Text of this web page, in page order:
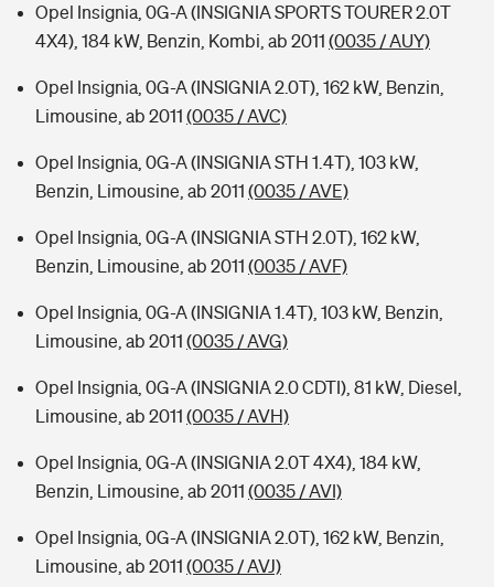
Opel Insignia, 0G-A (INSIGNIA SPORTS TOURER 2.0T
4X4), 184 kW, Benzin, Kombi, ab 2011 (0035 / AUY)
Opel Insignia, 0G-A (INSIGNIA 2.0T), 162 kW, Benzin,
Limousine, ab 2011 (0035 / AVC)
Opel Insignia, 0G-A (INSIGNIA STH 1.4T), 103 kW,
Benzin, Limousine, ab 2011 (0035 / AVE)
Opel Insignia, 0G-A (INSIGNIA STH 2.0T), 162 kW,
Benzin, Limousine, ab 2011 (0035 / AVF)
Opel Insignia, 0G-A (INSIGNIA 1.4T), 103 kW, Benzin,
Limousine, ab 2011 (0035 / AVG)
Opel Insignia, 0G-A (INSIGNIA 2.0 CDTI), 81 kW, Diesel,
Limousine, ab 2011 (0035 / AVH)
Opel Insignia, 0G-A (INSIGNIA 2.0T 4X4), 184 kW,
Benzin, Limousine, ab 2011 (0035 / AVI)
Opel Insignia, 0G-A (INSIGNIA 2.0T), 162 kW, Benzin,
Limousine, ab 2011 (0035 / AVJ)